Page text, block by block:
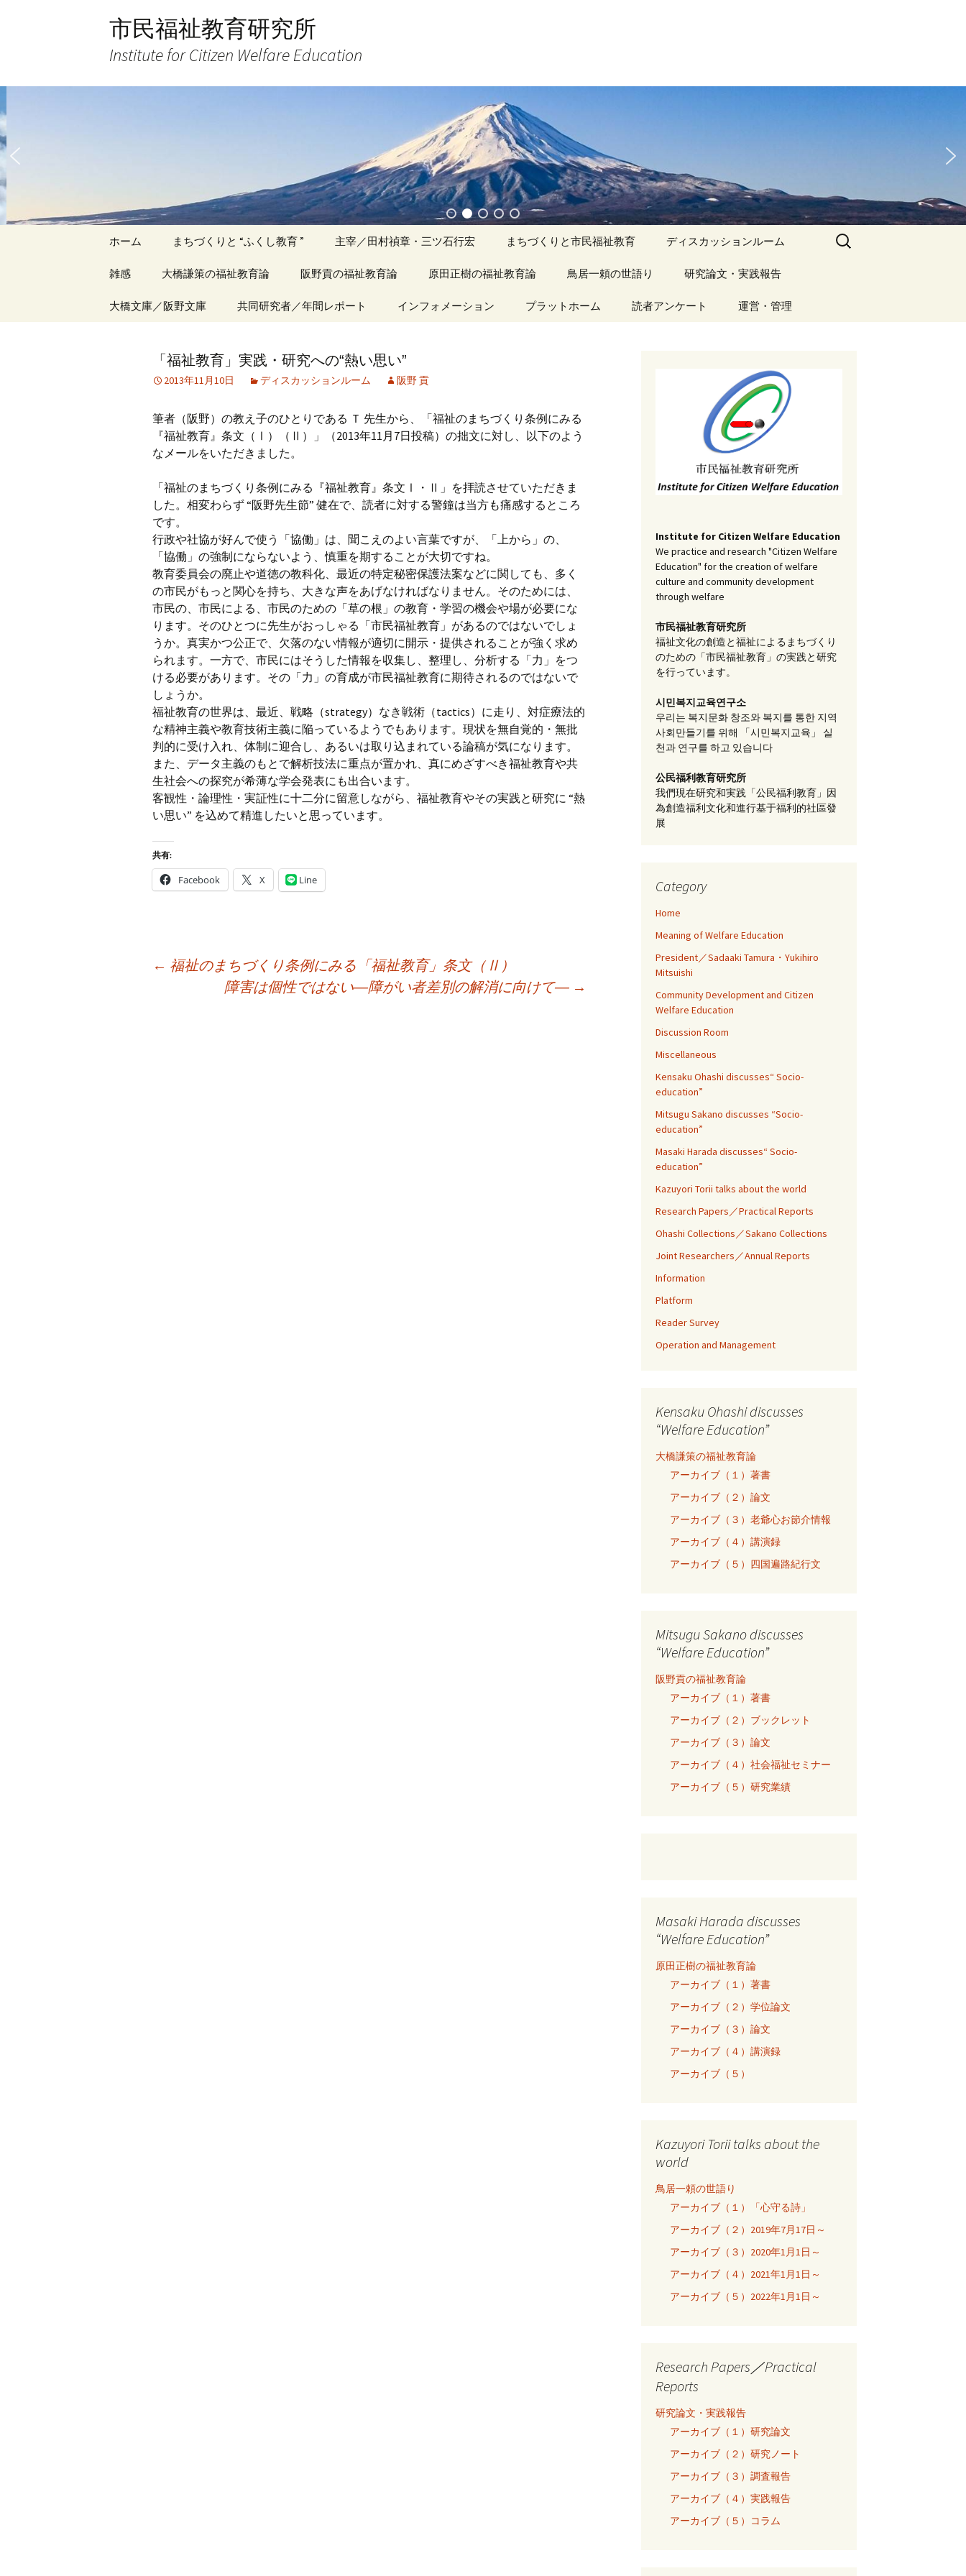
ス
キ
ッ
市民福祉教育研究所
Institute for Citizen Welfare Education
ホーム まちづくりと “ふくし教育 ” 主宰／田村禎章・三ツ石行宏 まちづくりと市民福祉教育
アーカイブ（１）
記事（151）～
アーカイブ（５）
ディスカッションルーム
アーカイブ（１）
アーカイブ（４）
記事（151）～
アーカイブ（５）
記事（201）～
雑感
アーカイブ（１）
記事（51）～
アーカイブ（４）
記事（151）～
アーカイブ（５）
記事（201）～
大橋謙策の福祉教育論
アーカイブ（１）
アーカイブ（２）
論文
アーカイブ（４）
講演録
アーカイブ（５）
四国遍路紀行文
阪野貢の福祉教育論
アーカイブ（１）
ブックレット
アーカイブ（４）
社会福祉セミナー
アーカイブ（５）
研究業績
原田正樹の福祉教育論
アーカイブ（１）
アーカイブ（４）
講演録
アーカイブ（５）
その他
鳥居一頼の世語り
アーカイブ（１）
アーカイブ（４）
2021/01/01～12/31
2022/01/01～03/15
研究論文・実践報告
アーカイブ（１）
アーカイブ（３）
調査報告
アーカイブ（４）
実践報告
アーカイブ（５）
コラム
大橋文庫／阪野文庫 共同研究者／年間レポート インフォメーション プラットホーム 読者アンケート 運営・管理
検
索:
「福祉教育」実践・研究への“熱い思い”
2013年11月10日 ディスカッションルーム 阪野 貢
筆者（阪野）の教え子のひとりである Ｔ 先生から、「福祉のまちづくり条例にみる
『福祉教育』条文（Ⅰ）（Ⅱ）」（2013年11月7日投稿）の拙文に対し、以下のよう
なメールをいただきました。
「福祉のまちづくり条例にみる『福祉教育』条文Ⅰ・Ⅱ」を拝読させていただきま
した。相変わらず “阪野先生節” 健在で、読者に対する警鐘は当方も痛感するところ
です。
行政や社協が好んで使う「協働」は、聞こえのよい言葉ですが、「上から」の、
「協働」の強制にならないよう、慎重を期することが大切ですね。
教育委員会の廃止や道徳の教科化、最近の特定秘密保護法案などに関しても、多く
の市民がもっと関心を持ち、大きな声をあげなければなりません。そのためには、
市民の、市民による、市民のための「草の根」の教育・学習の機会や場が必要にな
ります。そのひとつに先生がおっしゃる「市民福祉教育」があるのではないでしょ
うか。真実かつ公正で、欠落のない情報が適切に開示・提供されることが強く求め
られます。一方で、市民にはそうした情報を収集し、整理し、分析する「力」をつ
ける必要があります。その「力」の育成が市民福祉教育に期待されるのではないで
しょうか。
福祉教育の世界は、最近、戦略（strategy）なき戦術（tactics）に走り、対症療法的
な精神主義や教育技術主義に陥っているようでもあります。現状を無自覚的・無批
判的に受け入れ、体制に迎合し、あるいは取り込まれている論稿が気になります。
また、データ主義のもとで解析技法に重点が置かれ、真にめざすべき福祉教育や共
生社会への探究が希薄な学会発表にも出合います。
客観性・論理性・実証性に十二分に留意しながら、福祉教育やその実践と研究に “熱
い思い” を込めて精進したいと思っています。
共有:
Facebook X Line
← 福祉のまちづくり条例にみる「福祉教育」条文（Ⅱ）
障害は個性ではない―障がい者差別の解消に向けて― →
Institute for Citizen Welfare Education
We practice and research "Citizen Welfare
Education" for the creation of welfare
culture and community development
through welfare
市民福祉教育研究所
福祉文化の創造と福祉によるまちづくり
のための「市民福祉教育」の実践と研究
を行っています。
시민복지교육연구소
우리는 복지문화 창조와 복지를 통한 지역
사회만들기를 위해 「시민복지교육」 실
천과 연구를 하고 있습니다
公民福利教育研究所
我們現在研究和実践「公民福利教育」因
為創造福利文化和進行基于福利的社區發
展
Category
Home
Meaning of Welfare Education
President／Sadaaki Tamura・Yukihiro
Mitsuishi
Community Development and Citizen
Welfare Education
Discussion Room
Miscellaneous
Kensaku Ohashi discusses“ Socio-
education”
Mitsugu Sakano discusses “Socio-
education”
Masaki Harada discusses“ Socio-
education”
Kazuyori Torii talks about the world
Research Papers／Practical Reports
Ohashi Collections／Sakano Collections
Joint Researchers／Annual Reports
Information
Platform
Reader Survey
Operation and Management
Kensaku Ohashi discusses
“Welfare Education”
大橋謙策の福祉教育論
アーカイブ（１）著書
アーカイブ（２）論文
アーカイブ（３）老爺心お節介情報
アーカイブ（４）講演録
アーカイブ（５）四国遍路紀行文
Mitsugu Sakano discusses
“Welfare Education”
阪野貢の福祉教育論
アーカイブ（１）著書
アーカイブ（２）ブックレット
アーカイブ（３）論文
アーカイブ（４）社会福祉セミナー
アーカイブ（５）研究業績
Masaki Harada discusses
“Welfare Education”
原田正樹の福祉教育論
アーカイブ（１）著書
アーカイブ（２）学位論文
アーカイブ（３）論文
アーカイブ（４）講演録
アーカイブ（５）
Kazuyori Torii talks about the
world
鳥居一頼の世語り
アーカイブ（１）「心守る詩」
アーカイブ（２）2019年7月17日～
アーカイブ（３）2020年1月1日～
アーカイブ（４）2021年1月1日～
アーカイブ（５）2022年1月1日～
Research Papers／Practical
Reports
研究論文・実践報告
アーカイブ（１）研究論文
アーカイブ（２）研究ノート
アーカイブ（３）調査報告
アーカイブ（４）実践報告
アーカイブ（５）コラム